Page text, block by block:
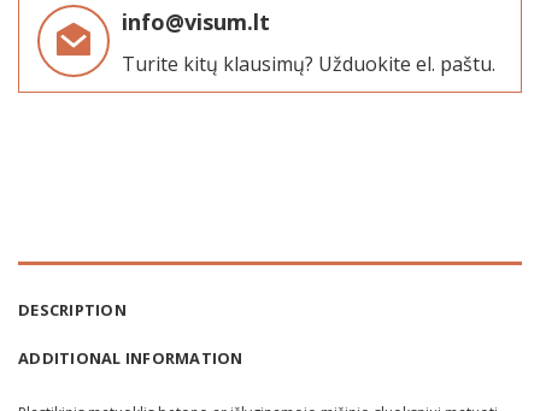
info@visum.lt
Turite kitų klausimų? Užduokite el. paštu.
DESCRIPTION
ADDITIONAL INFORMATION